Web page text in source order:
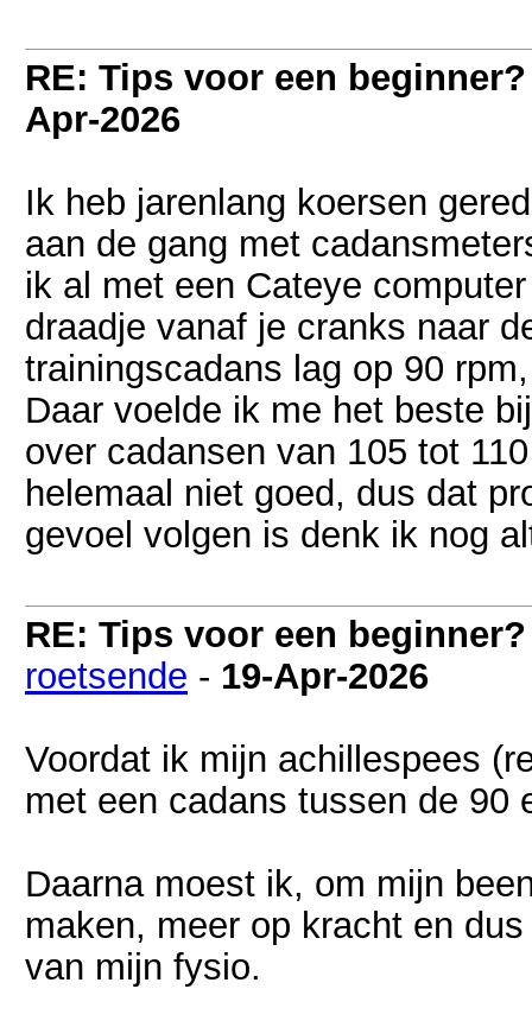
RE: Tips voor een
Apr-2026
Ik heb jarenlang koersen
aan de gang met
ik al met een Cateye
draadje vanaf je cranks naar
trainingscadans lag op 90
Daar voelde ik me het beste
over cadansen van 105 tot
helemaal niet goed, dus dat
gevoel volgen is denk ik nog
RE: Tips voor een
roetsende - 19-Apr-2026
Voordat ik mijn achillespees
met een cadans tussen de 90
Daarna moest ik, om mijn
maken, meer op kracht en
van mijn fysio.